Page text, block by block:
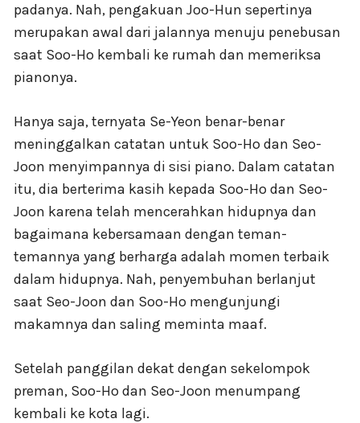
padanya. Nah, pengakuan Joo-Hun sepertinya
merupakan awal dari jalannya menuju penebusan
saat Soo-Ho kembali ke rumah dan memeriksa
pianonya.
Hanya saja, ternyata Se-Yeon benar-benar
meninggalkan catatan untuk Soo-Ho dan Seo-
Joon menyimpannya di sisi piano. Dalam catatan
itu, dia berterima kasih kepada Soo-Ho dan Seo-
Joon karena telah mencerahkan hidupnya dan
bagaimana kebersamaan dengan teman-
temannya yang berharga adalah momen terbaik
dalam hidupnya. Nah, penyembuhan berlanjut
saat Seo-Joon dan Soo-Ho mengunjungi
makamnya dan saling meminta maaf.
Setelah panggilan dekat dengan sekelompok
preman, Soo-Ho dan Seo-Joon menumpang
kembali ke kota lagi.